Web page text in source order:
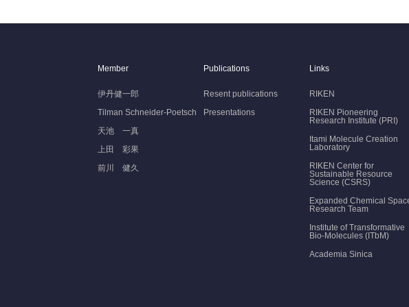
Member
伊丹健一郎
Tilman Schneider-Poetsch
天池 一真
上田 彩果
前川 健久
Publications
Resent publications
Presentations
Links
RIKEN
RIKEN Pioneering
Research Institute (PRI)
Itami Molecule Creation
Laboratory
RIKEN Center for
Sustainable Resource
Science (CSRS)
Expanded Chemical
Research Team
Institute of Transformative
Bio-Molecules (ITbM)
Academia Sinica